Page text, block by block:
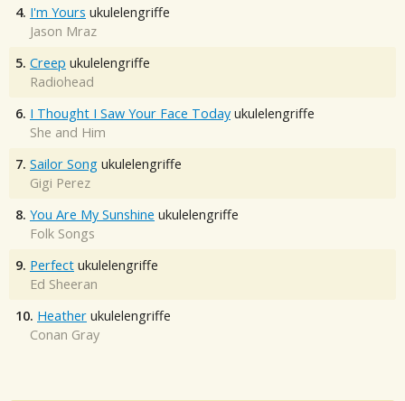
4. I'm Yours ukulelengriffe
Jason Mraz
5. Creep ukulelengriffe
Radiohead
6. I Thought I Saw Your Face Today ukulelengriffe
She and Him
7. Sailor Song ukulelengriffe
Gigi Perez
8. You Are My Sunshine ukulelengriffe
Folk Songs
9. Perfect ukulelengriffe
Ed Sheeran
10. Heather ukulelengriffe
Conan Gray